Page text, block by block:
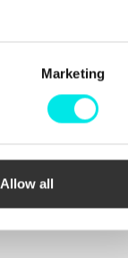
Marketing
Allow all
Följ oss!
Instagram